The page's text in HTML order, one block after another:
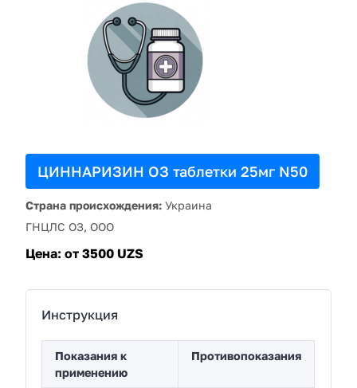
ЦИННАРИЗИН ОЗ таблетки 25мг N50
Страна происхождения: Украина
ГНЦЛС ОЗ, ООО
Цена: от 3500 UZS
Инструкция
Показания к
применению
Противопоказания